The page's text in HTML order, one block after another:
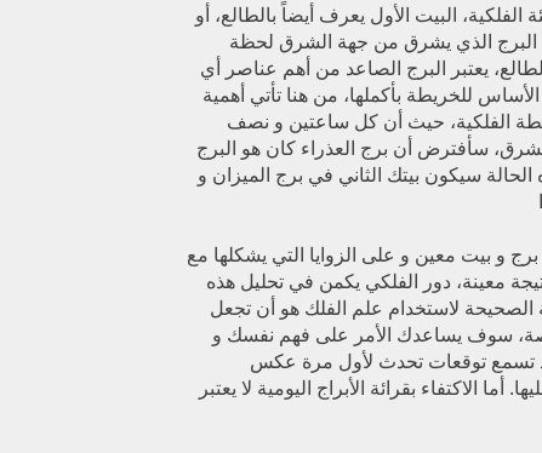
البيت الأول يعرف أيضاً بالطالع، أو
البرج الذي يشرق من جهة الشرق لحظة
يعتبر البرج الصاعد من أهم عناصر أي
للخريطة بأكملها، من هنا تأتي أهمية
الفلكية، حيث أن كل ساعتين و نصف
سأفترض أن برج العذراء كان هو البرج
سيكون بيتك الثاني في برج الميزان و
و بيت معين و على الزوايا التي يشكلها مع
معينة، دور الفلكي يكمن في تحليل هذه
الصحيحة لاستخدام علم الفلك هو أن تجعل
سوف يساعدك الأمر على فهم نفسك و
تسمع توقعات تحدث لأول مرة عكس
أما الاكتفاء بقرائة الأبراج اليومية لا يعتبر